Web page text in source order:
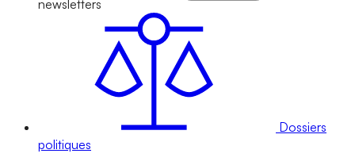
newsletters
Dossiers
politiques